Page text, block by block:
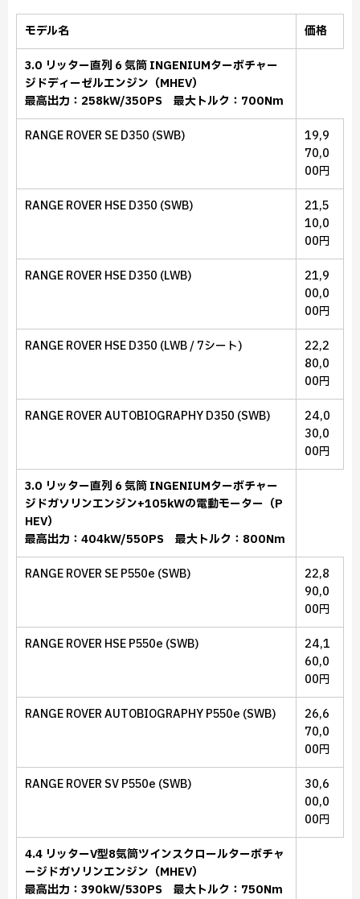
モデル名 価格
3.0 リッター直列 6 気筒 INGENIUMターボチャー
ジドディーゼルエンジン（MHEV）
最高出力：258kW/350PS 最大トルク：700Nm
RANGE ROVER SE D350 (SWB)
19,9
70,0
00円
RANGE ROVER HSE D350 (SWB)
21,5
10,0
00円
RANGE ROVER HSE D350 (LWB)
21,9
00,0
00円
RANGE ROVER HSE D350 (LWB / 7シート)
22,2
80,0
00円
RANGE ROVER AUTOBIOGRAPHY D350 (SWB)
24,0
30,0
00円
3.0 リッター直列 6 気筒 INGENIUMターボチャー
ジドガソリンエンジン+105kWの電動モーター（P
HEV）
最高出力：404kW/550PS 最大トルク：800Nm
RANGE ROVER SE P550e (SWB)
22,8
90,0
00円
RANGE ROVER HSE P550e (SWB)
24,1
60,0
00円
RANGE ROVER AUTOBIOGRAPHY P550e (SWB)
26,6
70,0
00円
RANGE ROVER SV P550e (SWB)
30,6
00,0
00円
4.4 リッターV型8気筒ツインスクロールターボチャ
ージドガソリンエンジン（MHEV）
最高出力：390kW/530PS 最大トルク：750Nm